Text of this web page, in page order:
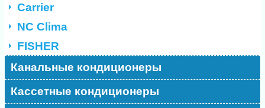
Carrier
NC Clima
FISHER
Канальные кондиционеры
Кассетные кондиционеры